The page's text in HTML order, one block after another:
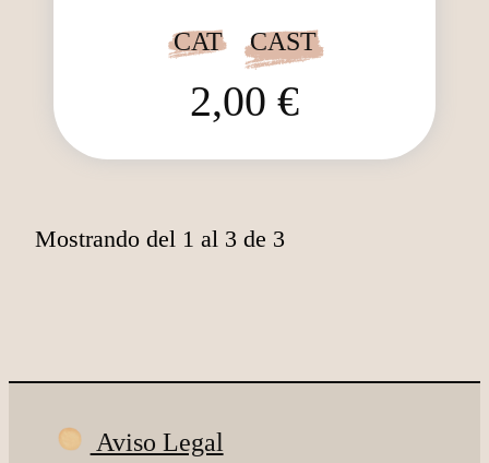
CAT CAST
2,00 €
Mostrando del 1 al 3 de 3
Aviso Legal